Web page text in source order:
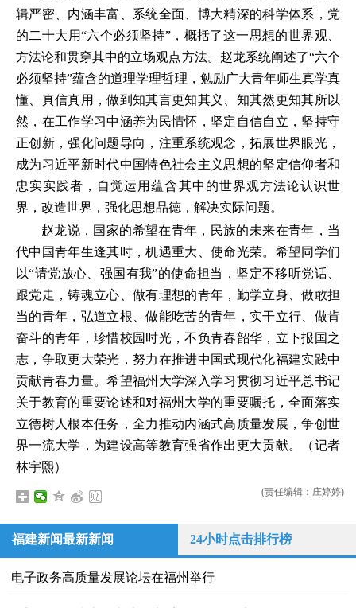
辑严密、内涵丰富、系统全面、博大精深的科学体系，党
的二十大用“六个必须坚持”，概括了这一思想的世界观、
方法论和贯穿其中的立场观点方法。赵龙系统阐述了“六个
必须坚持”蕴含的道理学理哲理，勉励广大青年师生真学真
懂、真信真用，做到知其言更知其义、知其然更知其所以
然，在工作学习中涵养为民情怀，坚定自信自立，坚持守
正创新，强化问题导向，注重系统观念，拓展世界眼光，
成为习近平新时代中国特色社会主义思想的坚定信仰者和
忠实实践者，自觉运用蕴含其中的世界观方法论认识世
界，改造世界，强化思想品德，解决实际问题。
赵龙说，国家的希望在青年，民族的未来在青年，当
代中国青年生逢其时，机遇重大、使命光荣。希望同学们
以“请党放心、强国有我”的使命担当，坚定不移听党话、
跟党走，铸魂立心、做有理想的青年，勤学立身、做敢担
当的青年，弘道立根、做能吃苦的青年，实干立行、做肯
奋斗的青年，珍惜校园时光，不负青春韶华，立下报国之
志，争取更大荣光，努力在推进中国式现代化福建实践中
贡献青春力量。希望福州大学深入学习贯彻习近平总书记
关于教育的重要论述和对福州大学的重要嘱托，全面落实
立德树人根本任务，全力推动内涵式高质量发展，争创世
界一流大学，为建设高等教育强省作出更大贡献。（记者
林宇熙）
(责任编辑：庄婷婷)
福建新闻最新新闻 24小时点击排行榜
电子政务高质量发展论坛在福州举行